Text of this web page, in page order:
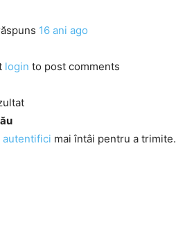
16 ani ago
login to post comments
autentifici mai întâi pentru a trimite.